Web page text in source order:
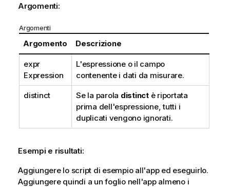
Argomenti:
Argomenti
Argomento Descrizione
expr
Expression
L'espressione o il campo
contenente i dati da misurare.
distinct Se la parola distinctè riportata
prima dell'espressione, tutti i
duplicati vengono ignorati.
Esempi e risultati:
Aggiungere lo script di esempio all'app ed eseguirlo.
Aggiungere quindi a un foglio nell'app almeno i